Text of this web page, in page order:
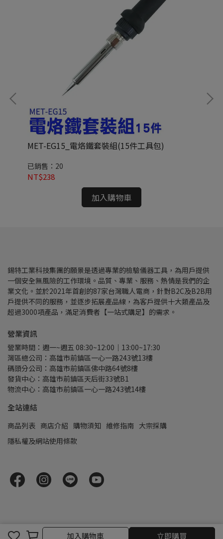
加入購物車 立即購買
MET-EG15_電烙鐵套裝組(15件工具包)
已銷售：20
NT$238
加入購物車
錫特工業科技集團的願景是透過專業的檢驗儀器工具，為用戶提供
一個安全無風險的工作環境。品質、專業、服務、熱情是我們的企
業文化。並於2021年首創的87家台灣職人電商，針對B2C及B2B用
戶提供不同的服務，並逐步拓展產品線，為客戶提供十大類產品及
超過3000項產品，滿足消費者【一站式購足】的需求。
營業資訊
營業時間：週一~週五 08:30~12:00｜13:00~17:30
灣區總公司：高雄市前鎮區一心一路243號13樓
碼頭分公司：高雄市前鎮區佛中路64號8樓
發貨中心：高雄市前鎮區天后街33號B1
物流中心：高雄市前鎮區一心一路243號14樓
全站連結
商品列表 商店介紹 購物須知 維修指南 大宗採購
隱私權及網站使用條款